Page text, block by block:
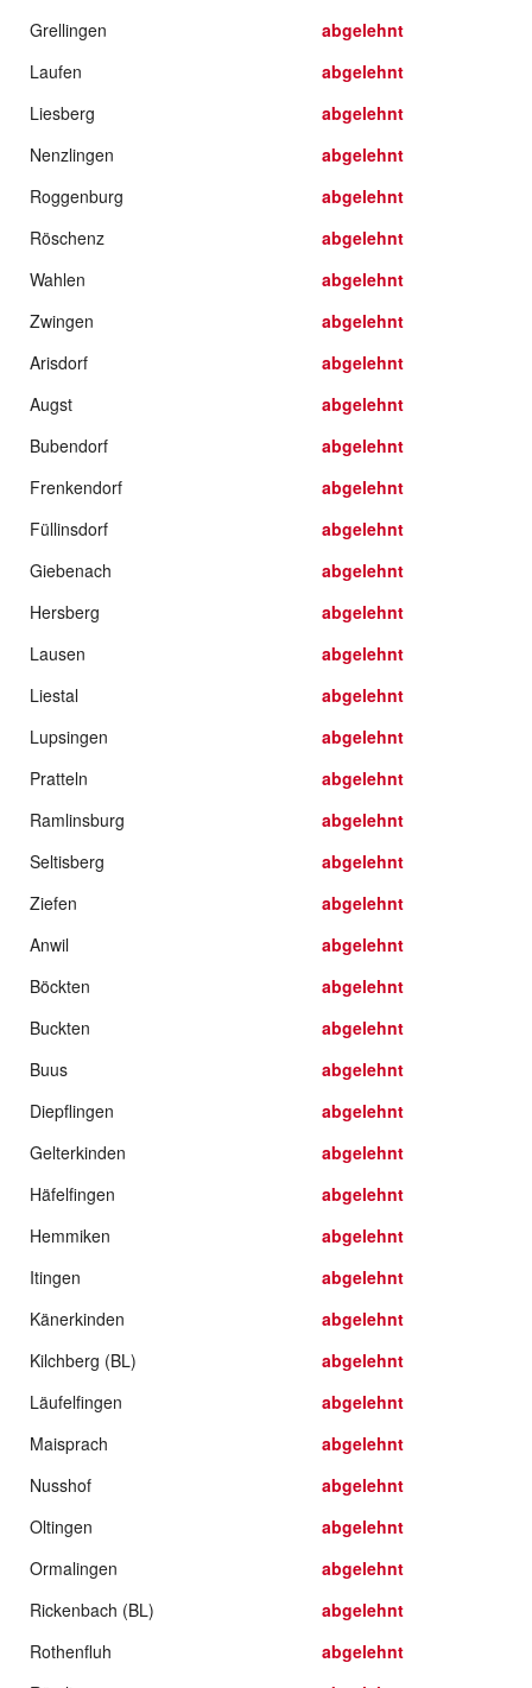
Grellingen
abgelehnt
Laufen
abgelehnt
Liesberg
abgelehnt
Nenzlingen
abgelehnt
Roggenburg
abgelehnt
Röschenz
abgelehnt
Wahlen
abgelehnt
Zwingen
abgelehnt
Arisdorf
abgelehnt
Augst
abgelehnt
Bubendorf
abgelehnt
Frenkendorf
abgelehnt
Füllinsdorf
abgelehnt
Giebenach
abgelehnt
Hersberg
abgelehnt
Lausen
abgelehnt
Liestal
abgelehnt
Lupsingen
abgelehnt
Pratteln
abgelehnt
Ramlinsburg
abgelehnt
Seltisberg
abgelehnt
Ziefen
abgelehnt
Anwil
abgelehnt
Böckten
abgelehnt
Buckten
abgelehnt
Buus
abgelehnt
Diepflingen
abgelehnt
Gelterkinden
abgelehnt
Häfelfingen
abgelehnt
Hemmiken
abgelehnt
Itingen
abgelehnt
Känerkinden
abgelehnt
Kilchberg (BL)
abgelehnt
Läufelfingen
abgelehnt
Maisprach
abgelehnt
Nusshof
abgelehnt
Oltingen
abgelehnt
Ormalingen
abgelehnt
Rickenbach (BL)
abgelehnt
Rothenfluh
abgelehnt